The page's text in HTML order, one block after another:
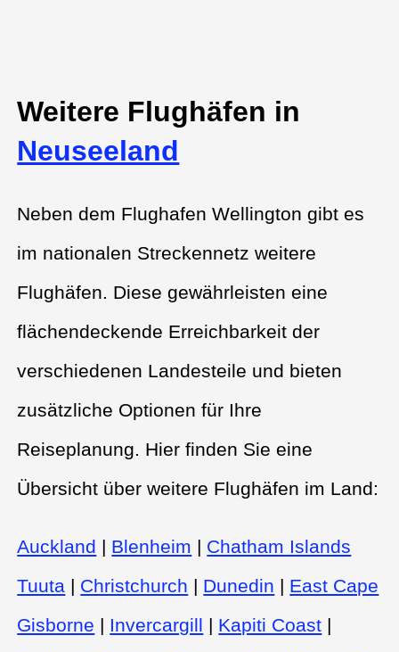
Weitere Flughäfen in
Neuseeland
Neben dem Flughafen Wellington gibt es
im nationalen Streckennetz weitere
Flughäfen. Diese gewährleisten eine
flächendeckende Erreichbarkeit der
verschiedenen Landesteile und bieten
zusätzliche Optionen für Ihre
Reiseplanung. Hier finden Sie eine
Übersicht über weitere Flughäfen im Land:
Auckland | Blenheim | Chatham Islands
Tuuta | Christchurch | Dunedin | East Cape
Gisborne | Invercargill | Kapiti Coast |